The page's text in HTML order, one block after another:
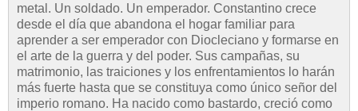
metal. Un soldado. Un emperador. Constantino crece
desde el día que abandona el hogar familiar para
aprender a ser emperador con Diocleciano y formarse en
el arte de la guerra y del poder. Sus campañas, su
matrimonio, las traiciones y los enfrentamientos lo harán
más fuerte hasta que se constituya como único señor del
imperio romano. Ha nacido como bastardo, creció como